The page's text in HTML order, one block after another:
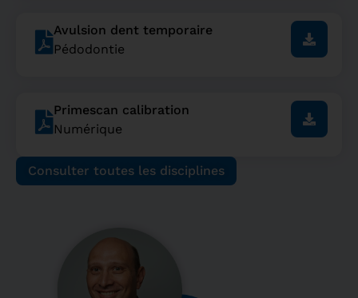
Avulsion dent temporaire
Pédodontie
Primescan calibration
Numérique
Consulter toutes les disciplines